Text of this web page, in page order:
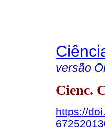
versão
Cienc.
https://